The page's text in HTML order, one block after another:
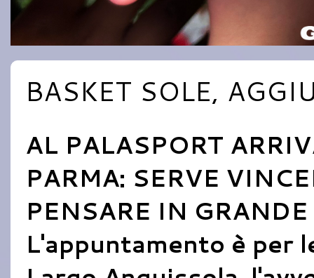
BASKET SOLE,
AL PALASPORT
PARMA: SERVE
PENSARE IN GRANDE
L'appuntamento è per